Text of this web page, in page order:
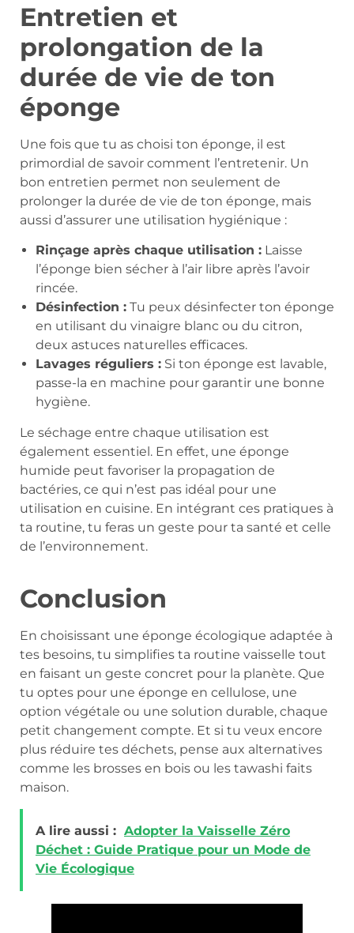
Entretien et
prolongation de la
durée de vie de ton
éponge
Une fois que tu as choisi ton éponge, il est
primordial de savoir comment l’entretenir. Un
bon entretien permet non seulement de
prolonger la durée de vie de ton éponge, mais
aussi d’assurer une utilisation hygiénique :
Rinçage après chaque utilisation : Laisse
l’éponge bien sécher à l’air libre après l’avoir
rincée.
Désinfection : Tu peux désinfecter ton éponge
en utilisant du vinaigre blanc ou du citron,
deux astuces naturelles efficaces.
Lavages réguliers : Si ton éponge est lavable,
passe-la en machine pour garantir une bonne
hygiène.
Le séchage entre chaque utilisation est
également essentiel. En effet, une éponge
humide peut favoriser la propagation de
bactéries, ce qui n’est pas idéal pour une
utilisation en cuisine. En intégrant ces pratiques à
ta routine, tu feras un geste pour ta santé et celle
de l’environnement.
Conclusion
En choisissant une éponge écologique adaptée à
tes besoins, tu simplifies ta routine vaisselle tout
en faisant un geste concret pour la planète. Que
tu optes pour une éponge en cellulose, une
option végétale ou une solution durable, chaque
petit changement compte. Et si tu veux encore
plus réduire tes déchets, pense aux alternatives
comme les brosses en bois ou les tawashi faits
maison.
A lire aussi : Adopter la Vaisselle Zéro
Déchet : Guide Pratique pour un Mode de
Vie Écologique